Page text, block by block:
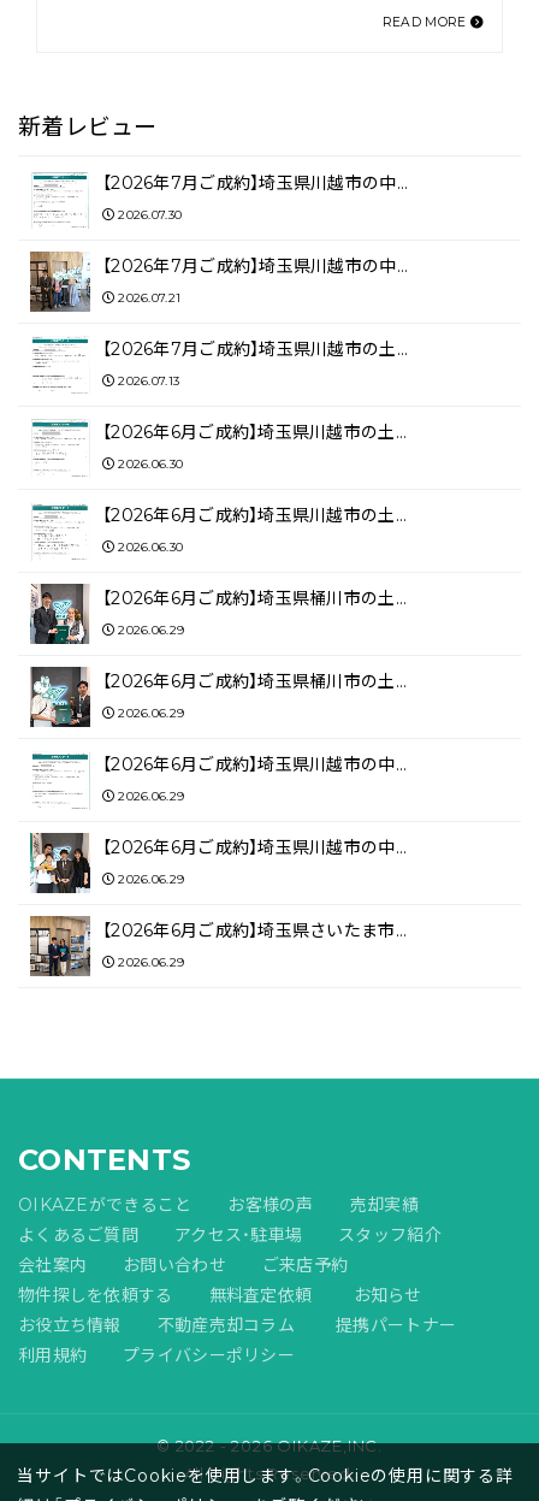
READ MORE
新着レビュー
【2026年7月ご成約】埼玉県川越市の中…
2026.07.30
【2026年7月ご成約】埼玉県川越市の中…
2026.07.21
【2026年7月ご成約】埼玉県川越市の土…
2026.07.13
【2026年6月ご成約】埼玉県川越市の土…
2026.06.30
【2026年6月ご成約】埼玉県川越市の土…
2026.06.30
【2026年6月ご成約】埼玉県桶川市の土…
2026.06.29
【2026年6月ご成約】埼玉県桶川市の土…
2026.06.29
【2026年6月ご成約】埼玉県川越市の中…
2026.06.29
【2026年6月ご成約】埼玉県川越市の中…
2026.06.29
【2026年6月ご成約】埼玉県さいたま市…
2026.06.29
CONTENTS
OIKAZEができること お客様の声
売却実績
よくあるご質問
アクセス・駐車場
スタッフ紹介
会社案内
お問い合わせ
ご来店予約
物件探しを依頼する
無料査定依頼
お知らせ
お役立ち情報
不動産売却コラム
提携パートナー
利用規約
プライバシーポリシー
© 2022 - 2026 OIKAZE,INC.
All Rights Reserved.
当サイトではCookieを使用します。Cookieの使用に関する詳